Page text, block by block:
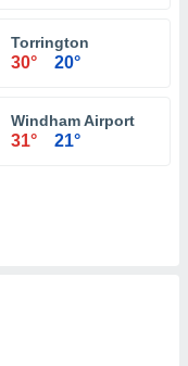
Torrington
30° 20°
Windham Airport
31° 21°